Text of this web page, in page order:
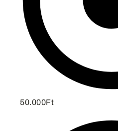
50.000Ft